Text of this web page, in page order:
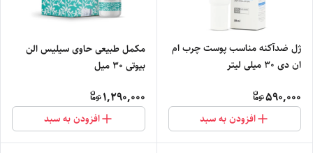
ژل ضدآکنه مناسب پوست چرب ام
ان دی ۳۰ میلی لیتر
590,000
افزودن به سبد
مکمل طبیعی حاوی سیلیس الن
بیوتی ۳۰ میل
1,290,000
افزودن به سبد